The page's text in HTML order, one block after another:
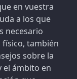
en vuestra
a los que
necesario
también
sobre la
el ámbito en